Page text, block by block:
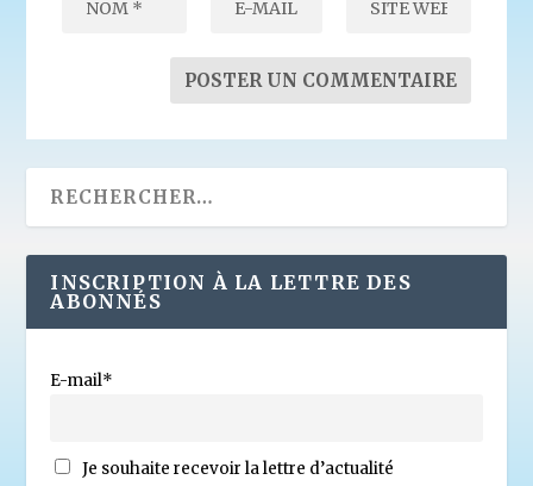
INSCRIPTION À LA LETTRE DES
ABONNÉS
E-mail*
Je souhaite recevoir la lettre d’actualité